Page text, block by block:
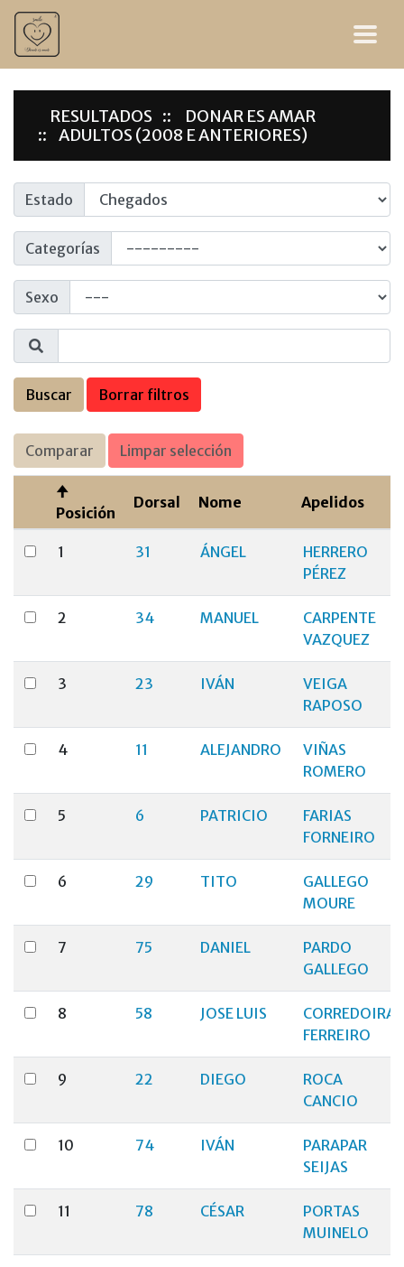
RESULTADOS
DONAR ES AMAR
ADULTOS (2008 E ANTERIORES)
Estado
Categorías
Sexo
Buscar Borrar filtros
Comparar Limpar selección
Posición
Dorsal Nome Apelidos
1 31 ÁNGEL
HERRERO
PÉREZ
2 34 MANUEL
CARPENTE
VAZQUEZ
3 23 IVÁN
VEIGA
RAPOSO
4 11 ALEJANDRO
VIÑAS
ROMERO
5 6 PATRICIO
FARIAS
FORNEIRO
6 29 TITO
GALLEGO
MOURE
7 75 DANIEL
PARDO
GALLEGO
8 58 JOSE LUIS
CORREDOIRA
FERREIRO
9 22 DIEGO
ROCA
CANCIO
10 74 IVÁN
PARAPAR
SEIJAS
11 78 CÉSAR
PORTAS
MUINELO